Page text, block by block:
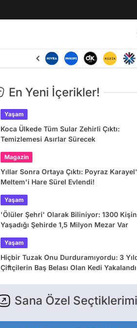
En Yeni İçerikler!
Yaşam
Koca Ülkede Tüm Sular Zehirli Çıktı:
Temizlemesi Asırlar Sürecek
Magazin
Yıllar Sonra Ortaya Çıktı: Poyraz
Meltem'i Hare Sürel Evlendi!
Yaşam
'Ölüler Şehri' Olarak Biliniyor: 1300
Yaşadığı Şehirde 1,5 Milyon Mezar Var
Yaşam
Hiçbir Tuzak Onu Durduramıyordu: 3
Çiftçilerin Baş Belası Olan Kedi Yakalandı
Sana Özel